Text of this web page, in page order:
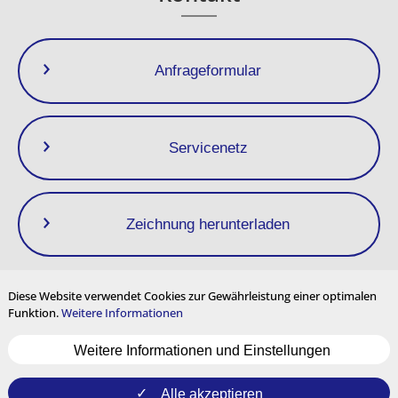
Anfrageformular
Servicenetz
Zeichnung herunterladen
Diese Website verwendet Cookies zur Gewährleistung einer optimalen
Funktion.Weitere Informationen
Weitere Informationen und Einstellungen
Alle akzeptieren
Seitenverzeichnis
Cookie-Einstellungen
Mehrsprachige Inhalte